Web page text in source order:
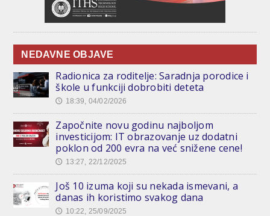
NEDAVNE OBJAVE
Radionica za roditelje: Saradnja porodice i
škole u funkciji dobrobiti deteta
🕔 18:39, 04/02/2026
Započnite novu godinu najboljom
investicijom: IT obrazovanje uz dodatni
poklon od 200 evra na već snižene cene!
🕔 13:27, 22/12/2025
Još 10 izuma koji su nekada ismevani, a
danas ih koristimo svakog dana
🕔 10:22, 25/09/2025